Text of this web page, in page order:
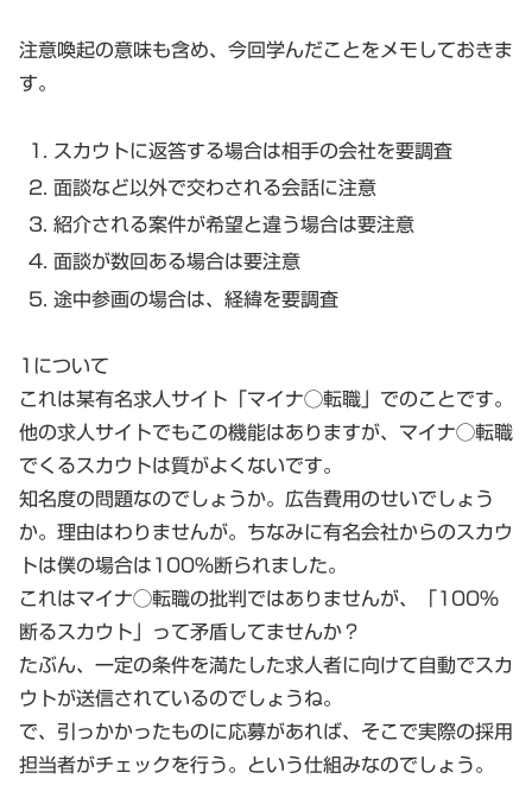
注意喚起の意味も含め、今回学んだことをメモしておきま
す。
スカウトに返答する場合は相手の会社を要調査
面談など以外で交わされる会話に注意
紹介される案件が希望と違う場合は要注意
面談が数回ある場合は要注意
途中参画の場合は、経緯を要調査
1について
これは某有名求人サイト「マイナ◯転職」でのことです。
他の求人サイトでもこの機能はありますが、マイナ◯転職
でくるスカウトは質がよくないです。
知名度の問題なのでしょうか。広告費用のせいでしょう
か。理由はわりませんが。ちなみに有名会社からのスカウ
トは僕の場合は100％断られました。
これはマイナ◯転職の批判ではありませんが、「100％
断るスカウト」って矛盾してませんか？
たぶん、一定の条件を満たした求人者に向けて自動でスカ
ウトが送信されているのでしょうね。
で、引っかかったものに応募があれば、そこで実際の採用
担当者がチェックを行う。という仕組みなのでしょう。